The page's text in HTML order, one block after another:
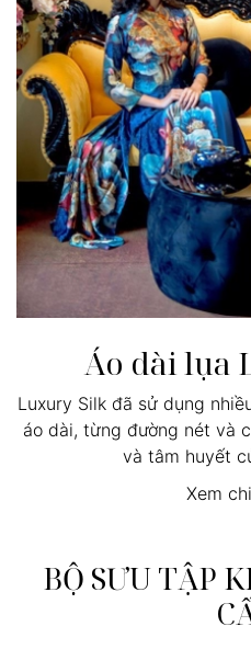
Áo dài lụa
Luxury Silk đã sử dụng
áo dài, từng đường nét và
và tâm huyết
Xem
BỘ SƯU TẬP